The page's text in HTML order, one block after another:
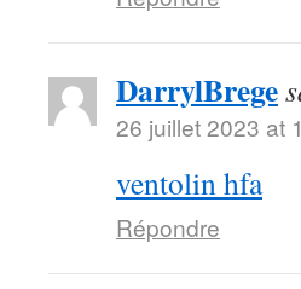
DarrylBrege
26 juillet 2023 at
ventolin hfa
Répondre